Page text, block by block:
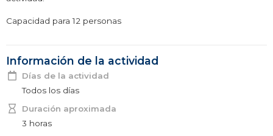
Capacidad para 12 personas
Información de la actividad
Días de la actividad
Todos los días
Duración aproximada
3 horas